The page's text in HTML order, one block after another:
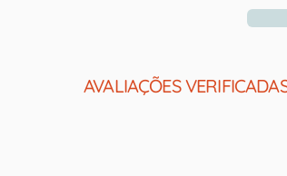
AVALIAÇÕES